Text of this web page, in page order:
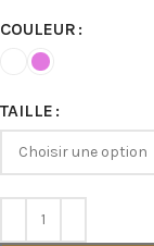
COULEUR
TAILLE